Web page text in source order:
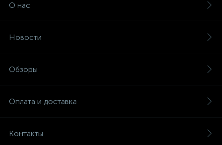
О нас
Новости
Обзоры
Оплата и доставка
Контакты